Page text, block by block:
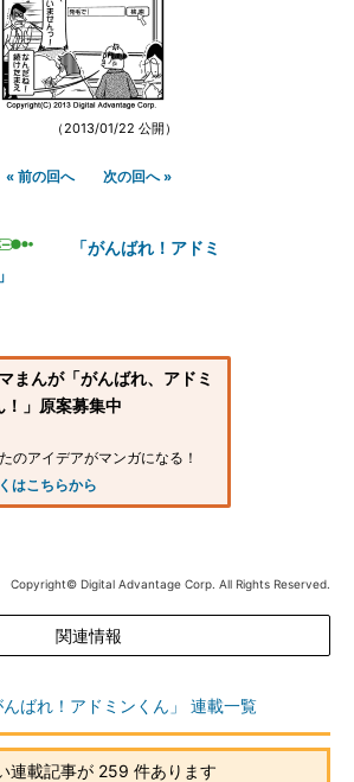
（2013/01/22 公開）
« 前の回へ 次の回へ »
「がんばれ！アドミ
まんが「がんばれ、アドミ
！」原案募集中
のアイデアがマンガになる！
はこちらから
Copyright© Digital Advantage Corp. All Rights Reserved.
関連情報
ばれ！アドミンくん」 連載一覧
連載記事が 259 件あります